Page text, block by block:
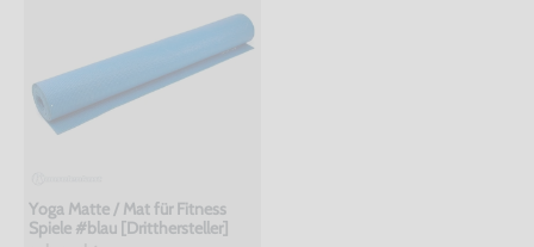
Yoga Matte / Mat für Fitness
Spiele #blau [Dritthersteller]